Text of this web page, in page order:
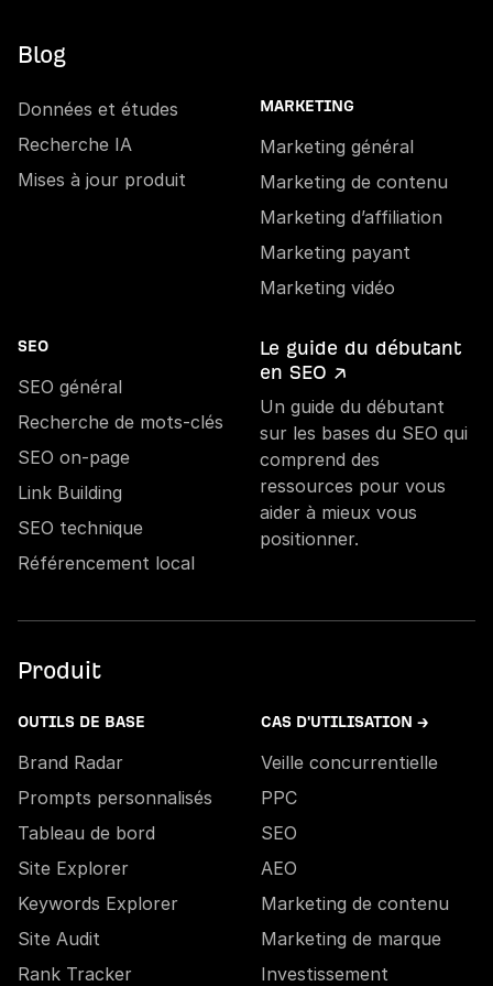
Blog
Données et études
Recherche IA
Mises à jour produit
MARKETING
Marketing général
Marketing de contenu
Marketing d’affiliation
Marketing payant
Marketing vidéo
SEO
SEO général
Recherche de mots-clés
SEO on-page
Link Building
SEO technique
Référencement local
Le guide du débutant
en SEO ↗
Un guide du débutant
sur les bases du SEO qui
comprend des
ressources pour vous
aider à mieux vous
positionner.
Produit
OUTILS DE BASE
Brand Radar
Prompts personnalisés
Tableau de bord
Site Explorer
Keywords Explorer
Site Audit
Rank Tracker
CAS D'UTILISATION →
Veille concurrentielle
PPC
SEO
AEO
Marketing de contenu
Marketing de marque
Investissement